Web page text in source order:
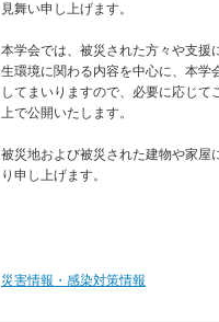
見舞い申し上げます。
本学会では、被災された方々や支援
生環境に関わる内容を中心に、本学
してまいりますので、必要に応じ
上で公開いたします。
被災地および被災された建物や家屋
り申し上げます。
災害情報・感染対策情報